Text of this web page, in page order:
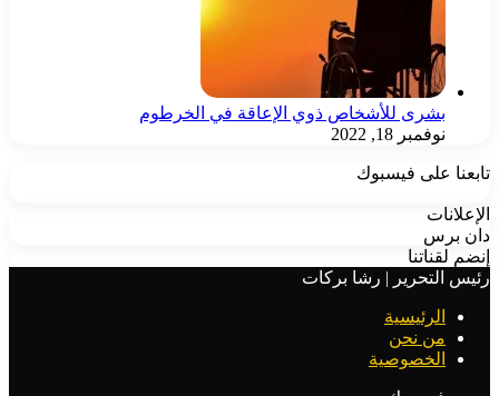
بشرى للأشخاص ذوي الإعاقة في الخرطوم
نوفمبر 18, 2022
تابعنا على فيسبوك
الإعلانات
دان برس
إنضم لقناتنا
رئيس التحرير | رشا بركات
الرئيسية
من نحن
الخصوصية